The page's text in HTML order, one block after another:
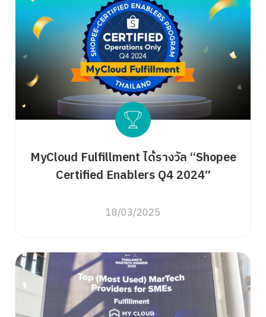
MyCloud Fulfillment ได้รางวัล “Shopee
Certified Enablers Q4 2024″
18/03/2025